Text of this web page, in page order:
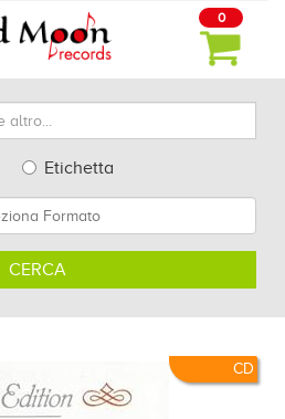
0
Etichetta
CERCA
CD